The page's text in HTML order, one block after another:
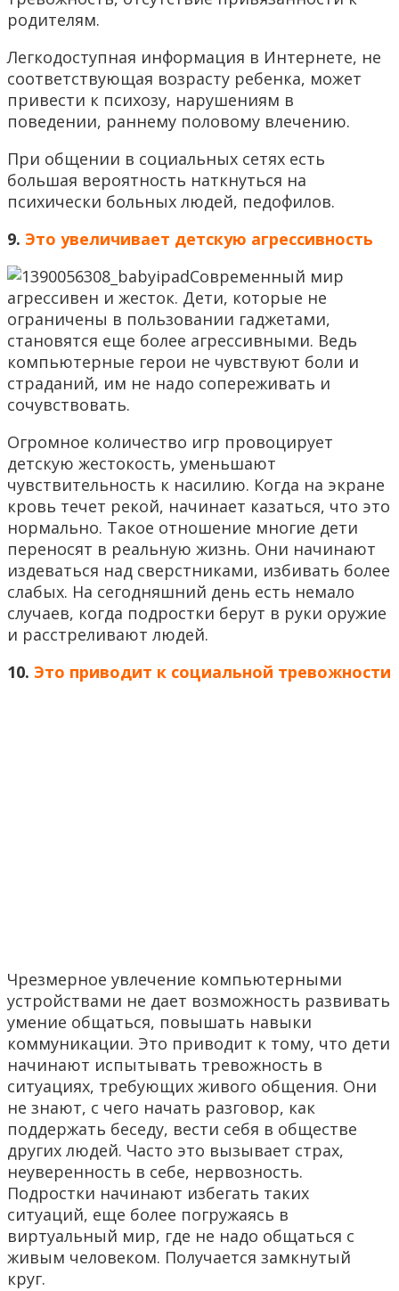
родителям.
Легкодоступная информация в Интернете, не
соответствующая возрасту ребенка, может
привести к психозу, нарушениям в
поведении, раннему половому влечению.
При общении в социальных сетях есть
большая вероятность наткнуться на
психически больных людей, педофилов.
9. Это увеличивает детскую агрессивность
Современный мир
агрессивен и жесток. Дети, которые не
ограничены в пользовании гаджетами,
становятся еще более агрессивными. Ведь
компьютерные герои не чувствуют боли и
страданий, им не надо сопереживать и
сочувствовать.
Огромное количество игр провоцирует
детскую жестокость, уменьшают
чувствительность к насилию. Когда на экране
кровь течет рекой, начинает казаться, что это
нормально. Такое отношение многие дети
переносят в реальную жизнь. Они начинают
издеваться над сверстниками, избивать более
слабых. На сегодняшний день есть немало
случаев, когда подростки берут в руки оружие
и расстреливают людей.
10. Это приводит к социальной тревожности
Чрезмерное увлечение компьютерными
устройствами не дает возможность развивать
умение общаться, повышать навыки
коммуникации. Это приводит к тому, что дети
начинают испытывать тревожность в
ситуациях, требующих живого общения. Они
не знают, с чего начать разговор, как
поддержать беседу, вести себя в обществе
других людей. Часто это вызывает страх,
неуверенность в себе, нервозность.
Подростки начинают избегать таких
ситуаций, еще более погружаясь в
виртуальный мир, где не надо общаться с
живым человеком. Получается замкнутый
круг.